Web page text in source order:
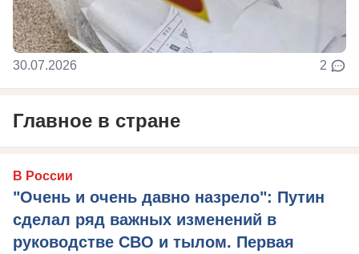
30.07.2026 2
Главное в стране
В России
"Очень и очень давно назрело": Путин
сделал ряд важных изменений в
руководстве СВО и тылом. Первая